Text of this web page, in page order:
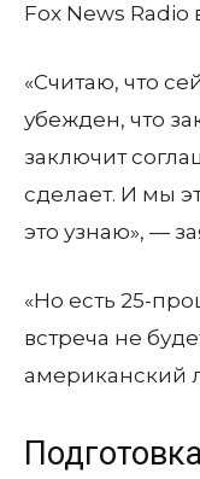
Fox News Radio
«Считаю, что
убежден, что
заключит
сделает. И мы
это узнаю», —
«Но есть 25-
встреча не
американский